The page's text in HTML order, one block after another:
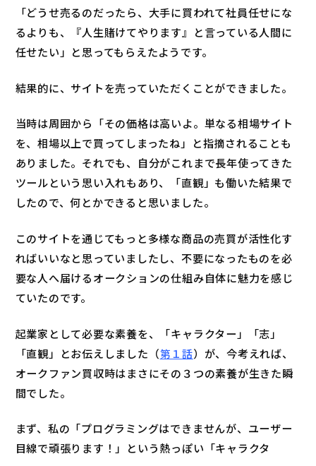
「どうせ売るのだったら、大手に買われて社員任せにな
るよりも、『人生賭けてやります』と言っている人間に
任せたい」と思ってもらえたようです。
結果的に、サイトを売っていただくことができました。
当時は周囲から「その価格は高いよ。単なる相場サイト
を、相場以上で買ってしまったね」と指摘されることも
ありました。それでも、自分がこれまで長年使ってきた
ツールという思い入れもあり、「直観」も働いた結果で
したので、何とかできると思いました。
このサイトを通じてもっと多様な商品の売買が活性化す
ればいいなと思っていましたし、不要になったものを必
要な人へ届けるオークションの仕組み自体に魅力を感じ
ていたのです。
起業家として必要な素養を、「キャラクター」「志」
「直観」とお伝えしました（第１話）が、今考えれば、
オークファン買収時はまさにその３つの素養が生きた瞬
間でした。
まず、私の「プログラミングはできませんが、ユーザー
目線で頑張ります！」という熱っぽい「キャラクタ